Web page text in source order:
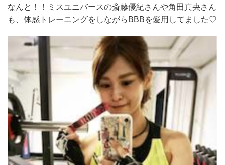
なんと！！ミスユニバースの斎藤優紀さんや角田真央さん
も、体感トレーニングをしながらBBBを愛用してました♡